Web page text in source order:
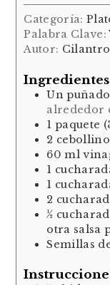
Categoría:
Palabra Clave:
Autor:
Ingredientes
Un
alrededor
1 paquete
2
60 ml
1
1
2
½
otra salsa
Semillas